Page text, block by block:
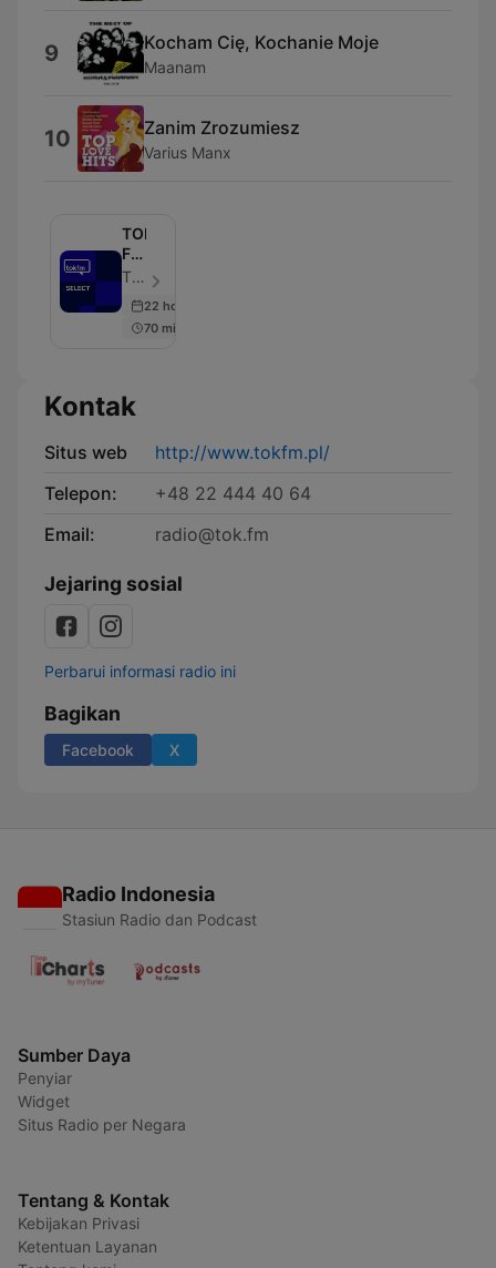
9 Kocham Cię, Kochanie Moje
Maanam
10 Zanim Zrozumiesz
Varius Manx
TOK
FM
Select
TOK FM - Episode 1097
22 hours ago
70 min
Kontak
Situs web
http://www.tokfm.pl/
Telepon:
+48 22 444 40 64
Email:
radio@tok.fm
Jejaring sosial
Perbarui informasi radio ini
Bagikan
Facebook X
Radio Indonesia
Stasiun Radio dan Podcast
Sumber Daya
Penyiar
Widget
Situs Radio per Negara
Tentang & Kontak
Kebijakan Privasi
Ketentuan Layanan